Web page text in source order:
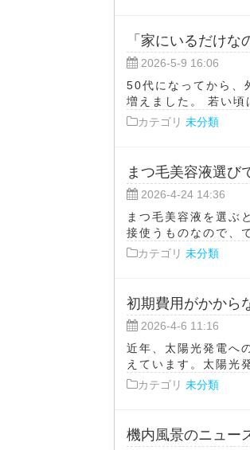
「家にいるだけ
2026-5-9 16:06
50代になってから、
増えました。 若い頃
カテゴリ 未分類
まつ毛美容液選び
2026-4-24 14:36
まつ毛美容液を選ぶ
接使うものなので、
カテゴリ 未分類
初期費用がかから
2026-4-6 11:16
近年、太陽光発電へ
えています。太陽光
カテゴリ 未分類
機内風景のニュー